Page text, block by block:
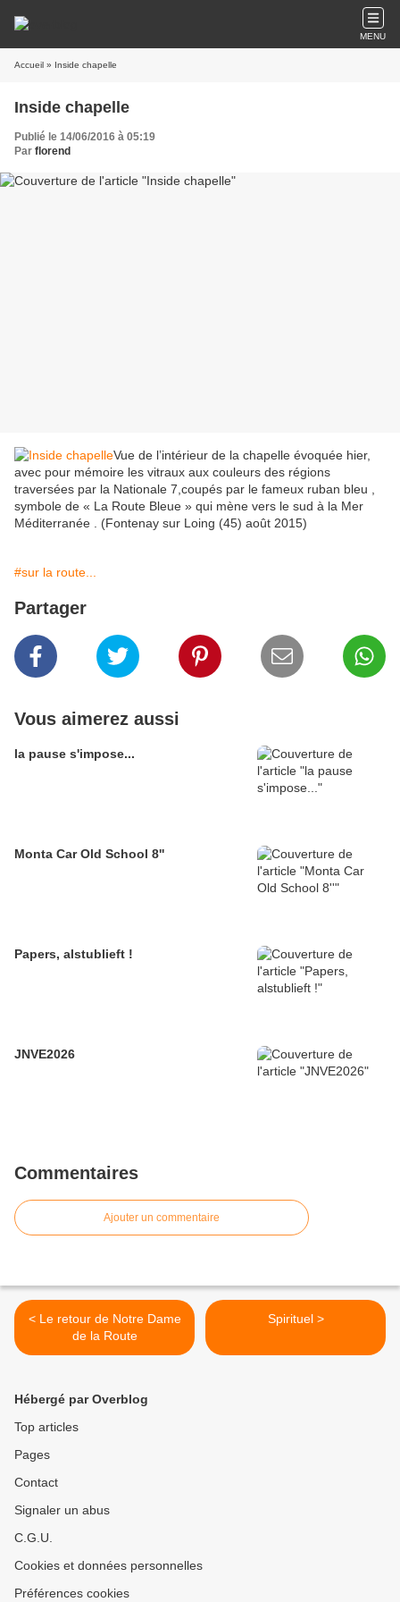
MENU
Accueil » Inside chapelle
Inside chapelle
Publié le 14/06/2016 à 05:19
Par florend
Vue de l’intérieur de la chapelle évoquée hier,
avec pour mémoire les vitraux aux couleurs des régions
traversées par la Nationale 7,coupés par le fameux ruban bleu ,
symbole de « La Route Bleue » qui mène vers le sud à la Mer
Méditerranée . (Fontenay sur Loing (45) août 2015)
#sur la route...
Partager
Vous aimerez aussi
la pause s'impose...
Monta Car Old School 8''
Papers, alstublieft !
JNVE2026
Commentaires
Ajouter un commentaire
< Le retour de Notre Dame
de la Route
Spirituel >
Hébergé par Overblog
Top articles
Pages
Contact
Signaler un abus
C.G.U.
Cookies et données personnelles
Préférences cookies